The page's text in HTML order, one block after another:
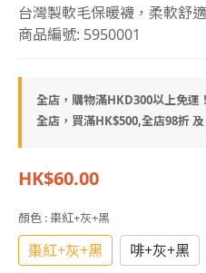
台灣製軟毛保暖襪，柔軟舒適
商品編號: 5950001
全店，購物滿HKD300以上免運
全店，買滿HK$500,全店98折
HK$60.00
顏色 : 棗紅+灰+黑
棗紅+灰+黑 啡+灰+黑